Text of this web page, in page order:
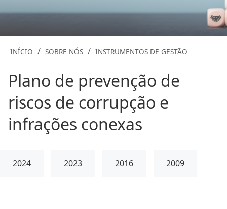
INÍCIO / SOBRE NÓS / INSTRUMENTOS DE GESTÃO
Plano de prevenção de
riscos de corrupção e
infrações conexas
2024 2023 2016 2009